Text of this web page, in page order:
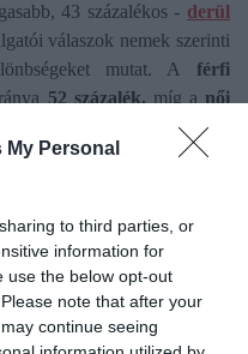
Personal
to third parties, or
information for
use the below opt-out
note that after your
continue seeing
43 százalékos - derül
válaszok nemek szerinti
mutat. A férfi
52 százalék, míg a női
könnyű elhelyezkedésre a
pályakezdő